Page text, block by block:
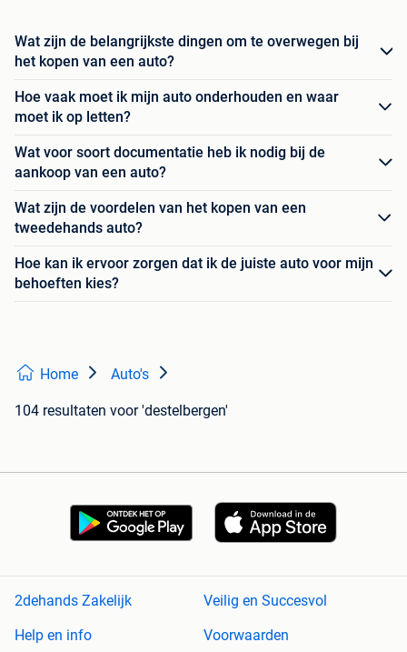
Wat zijn de belangrijkste dingen om te overwegen bij
het kopen van een auto?
Hoe vaak moet ik mijn auto onderhouden en waar
moet ik op letten?
Wat voor soort documentatie heb ik nodig bij de
aankoop van een auto?
Wat zijn de voordelen van het kopen van een
tweedehands auto?
Hoe kan ik ervoor zorgen dat ik de juiste auto voor mijn
behoeften kies?
Home Auto's
104 resultaten voor 'destelbergen'
2dehands Zakelijk
Veilig en Succesvol
Help en info
Voorwaarden